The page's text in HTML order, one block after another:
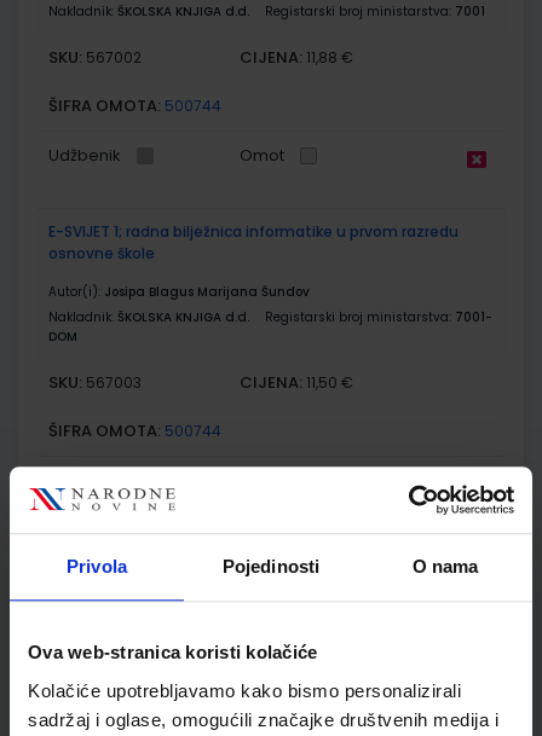
Privola Pojedinosti O nama
Ova web-stranica koristi kolačiće
Kolačiće upotrebljavamo kako bismo personalizirali
sadržaj i oglase, omogućili značajke društvenih medija i
Nakladnik: ŠKOLSKA KNJIGA d.d. Registarski broj ministarstva: 7001
SKU: 567002 CIJENA: 11,88 €
ŠIFRA OMOTA: 500744
Udžbenik Omot
E-SVIJET 1; radna bilježnica informatike u prvom razredu
osnovne škole
Autor(i): Josipa Blagus Marijana Šundov
Nakladnik: ŠKOLSKA KNJIGA d.d. Registarski broj ministarstva: 7001-
DOM
SKU: 567003 CIJENA: 11,50 €
ŠIFRA OMOTA: 500744
ISTRAŽUJEMO NAŠ SVIJET 1; udžbenik prirode i društva s
dodatnim digitalnim sadržajima u prvom razredu osnovne
škole
Nakladnik:ŠKOLSKA KNJIGA d.d. Registarski broj ministarstva:
SKU: 556070 CIJENA: 11,55 €